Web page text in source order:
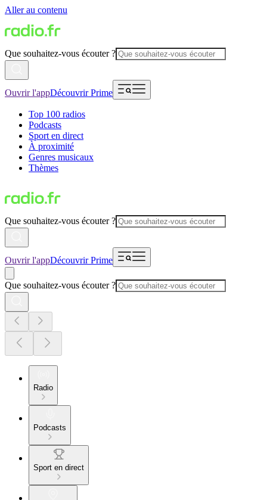
Aller au contenu
Que souhaitez-vous écouter ?
Ouvrir l'appDécouvrir Prime
Top 100 radios
Podcasts
Sport en direct
À proximité
Genres musicaux
Thèmes
Que souhaitez-vous écouter ?
Ouvrir l'appDécouvrir Prime
Que souhaitez-vous écouter ?
Radio
Podcasts
Sport en direct